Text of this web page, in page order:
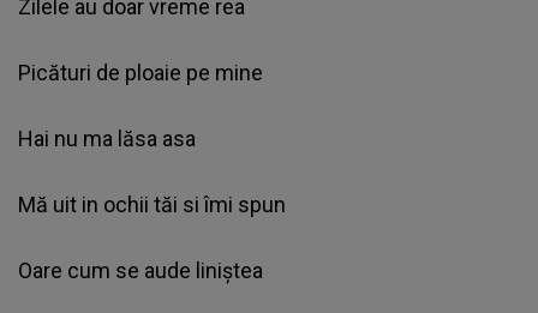
Zilele au doar vreme rea
Picături de ploaie pe mine
Hai nu ma lăsa asa
Mă uit in ochii tăi si îmi spun
Oare cum se aude liniștea